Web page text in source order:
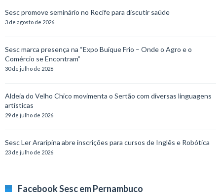
Sesc promove seminário no Recife para discutir saúde
3 de agosto de 2026
Sesc marca presença na “Expo Buíque Frio – Onde o Agro e o
Comércio se Encontram”
30 de julho de 2026
Aldeia do Velho Chico movimenta o Sertão com diversas linguagens
artísticas
29 de julho de 2026
Sesc Ler Araripina abre inscrições para cursos de Inglês e Robótica
23 de julho de 2026
Facebook Sesc em Pernambuco